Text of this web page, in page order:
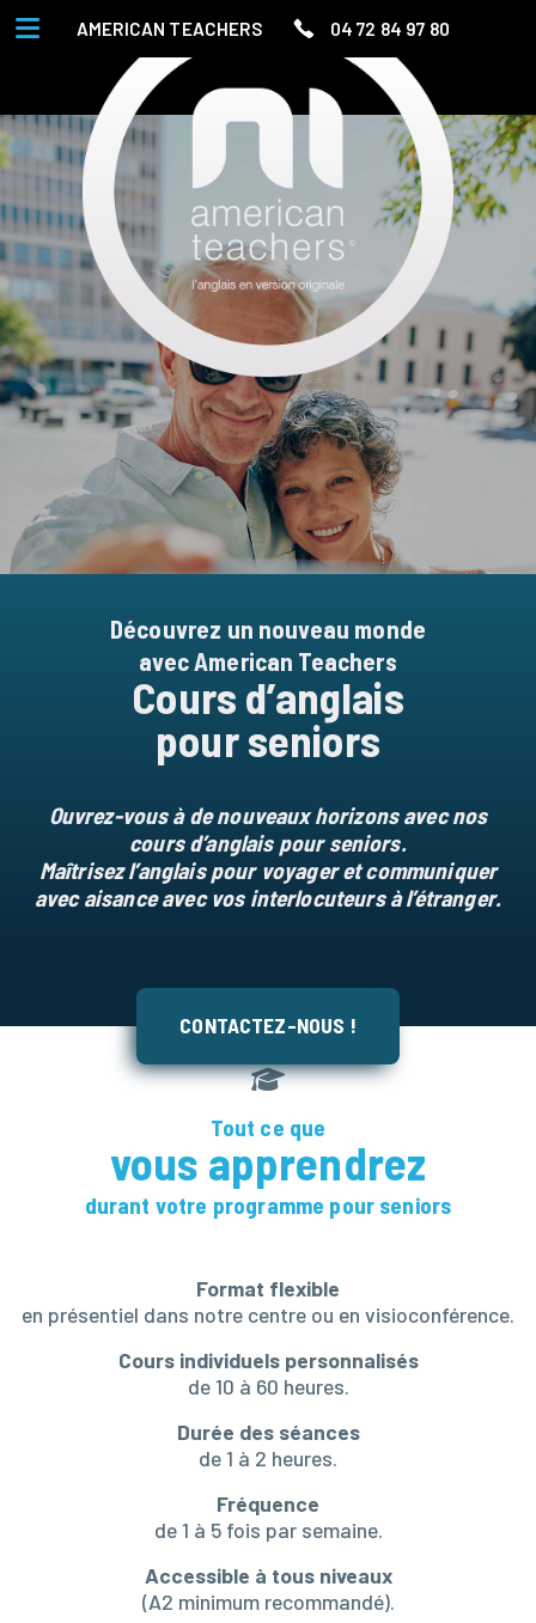
Découvrez un nouveau monde
avec American Teachers
Cours d’anglais
pour seniors
Ouvrez-vous à de nouveaux horizons avec nos
cours d’anglais pour seniors.
Maîtrisez l’anglais pour voyager et communiquer
avec aisance avec vos interlocuteurs à l’étranger.
CONTACTEZ-NOUS !
Tout ce que
vous apprendrez
durant votre programme pour seniors
Format flexible
en présentiel dans notre centre ou en visioconférence.
Cours individuels personnalisés
de 10 à 60 heures.
Durée des séances
de 1 à 2 heures.
Fréquence
de 1 à 5 fois par semaine.
Accessible à tous niveaux
(A2 minimum recommandé).
AMERICAN TEACHERS 04 72 84 97 80